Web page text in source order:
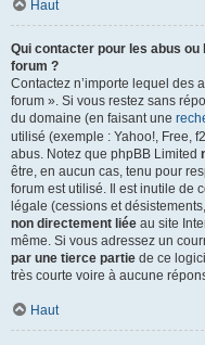
Haut
Qui contacter pour les abus
forum ?
Contactez n’importe lequel des
forum ». Si vous restez sans
du domaine (en faisant une
utilisé (exemple : Yahoo!, Free,
abus. Notez que phpBB Limited
être, en aucun cas, tenu pour
forum est utilisé. Il est inutile de
légale (cessions et
non directement liée au site
même. Si vous adressez un
par une tierce partie de ce
très courte voire à aucune
Haut